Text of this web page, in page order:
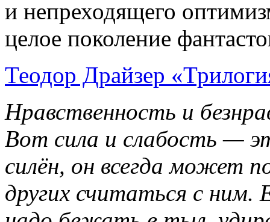
и непреходящего
целое поколение
Теодор Драйзер
Нравственность и
Вот сила и слабость —
силён, он всегда может
других считаться с ним.